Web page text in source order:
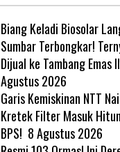
Biang Keladi Biosolar
Sumbar Terbongkar!
Dijual ke Tambang Emas
Agustus 2026
Garis Kemiskinan NTT
Kretek Filter Masuk
BPS! 8 Agustus 2026